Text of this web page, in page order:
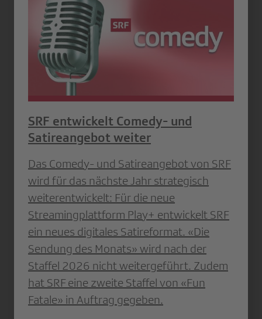
SRF entwickelt Comedy- und
Satireangebot weiter
Das Comedy- und Satireangebot von SRF
wird für das nächste Jahr strategisch
weiterentwickelt: Für die neue
Streamingplattform Play+ entwickelt SRF
ein neues digitales Satireformat. «Die
Sendung des Monats» wird nach der
Staffel 2026 nicht weitergeführt. Zudem
hat SRF eine zweite Staffel von «Fun
Fatale» in Auftrag gegeben.